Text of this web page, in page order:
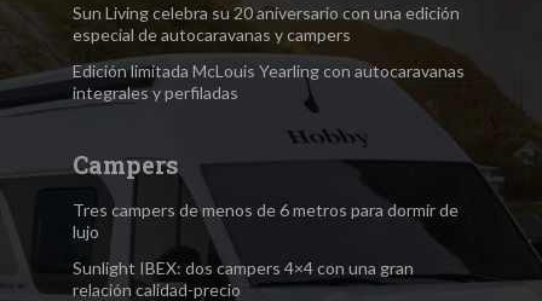
Sun Living celebra su 20 aniversario con una edición
especial de autocaravanas y campers
Edición limitada McLouis Yearling con autocaravanas
integrales y perfiladas
Campers
Tres campers de menos de 6 metros para dormir de
lujo
Sunlight IBEX: dos campers 4×4 con una gran
relación calidad-precio